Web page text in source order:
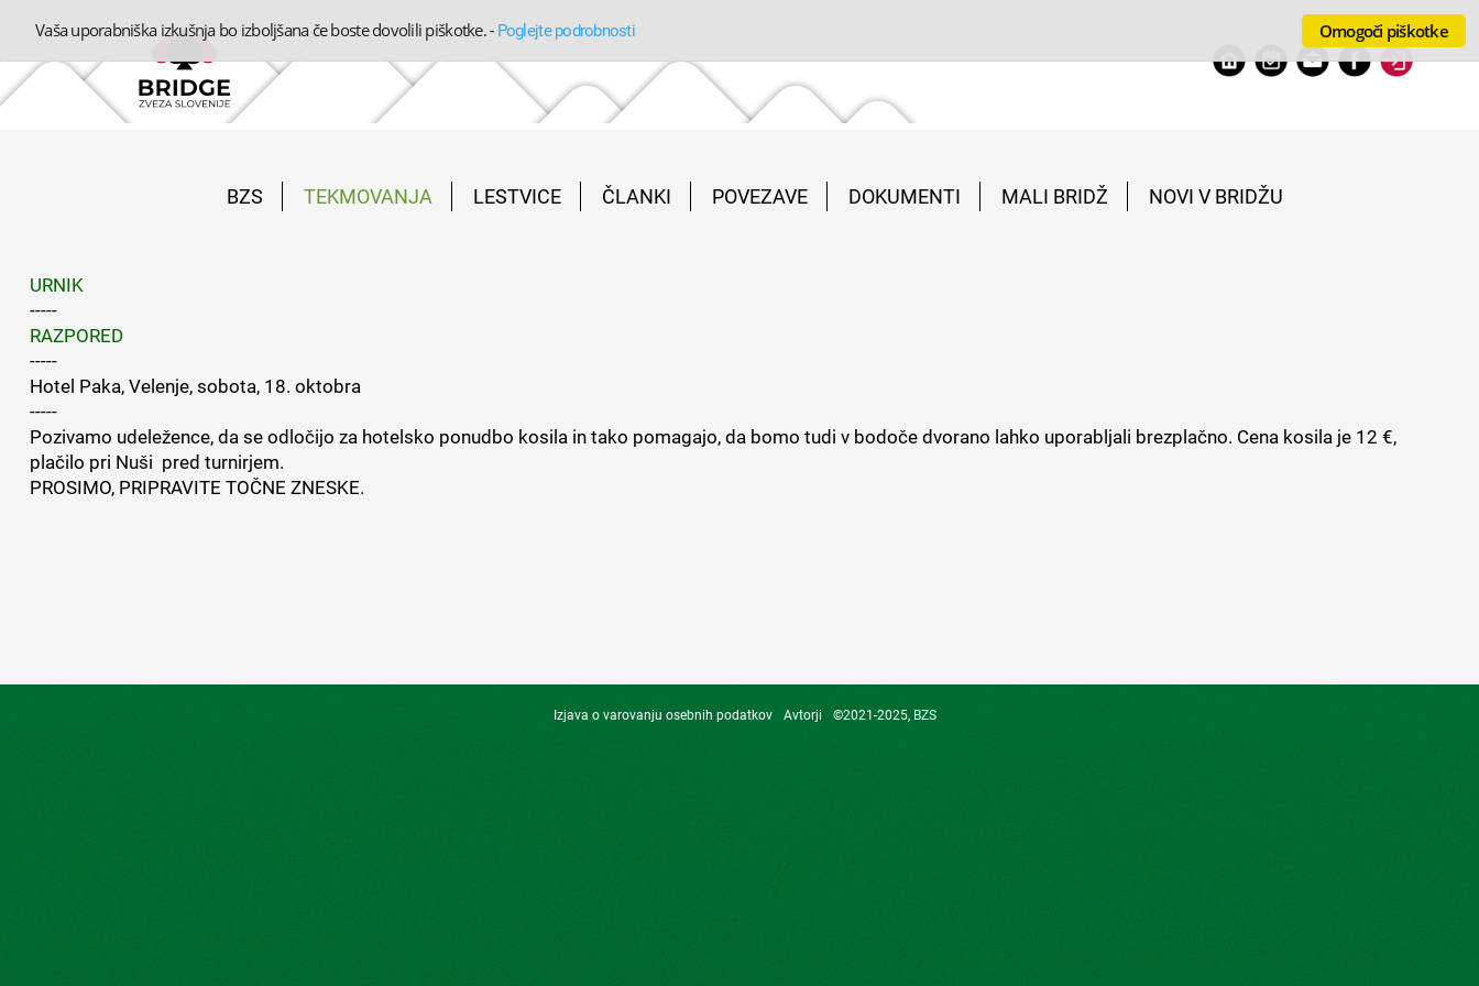
BZS TEKMOVANJA LESTVICE ČLANKI POVEZAVE DOKUMENTI MALI BRIDŽ NOVI V BRIDŽU
URNIK
-----
RAZPORED
-----
Hotel Paka, Velenje, sobota, 18. oktobra
-----
Pozivamo udeležence, da se odločijo za hotelsko ponudbo kosila in tako pomagajo, da bomo tudi v bodoče dvorano lahko uporabljali brezplačno. Cena kosila je 12 €,
plačilo pri Nuši pred turnirjem.
PROSIMO, PRIPRAVITE TOČNE ZNESKE.
Izjava o varovanju osebnih podatkov Avtorji ©2021-2025, BZS
Vaša uporabniška izkušnja bo izboljšana če boste dovolili piškotke.- Poglejte podrobnosti Omogoči piškotke